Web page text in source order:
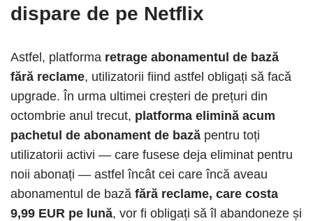
dispare de pe Netflix
Astfel, platforma retrage abonamentul de bază
fără reclame, utilizatorii fiind astfel obligați să facă
upgrade. În urma ultimei creșteri de prețuri din
octombrie anul trecut, platforma elimină acum
pachetul de abonament de bază pentru toți
utilizatorii activi — care fusese deja eliminat pentru
noii abonați — astfel încât cei care încă aveau
abonamentul de bază fără reclame, care costa
9,99 EUR pe lună, vor fi obligați să îl abandoneze și